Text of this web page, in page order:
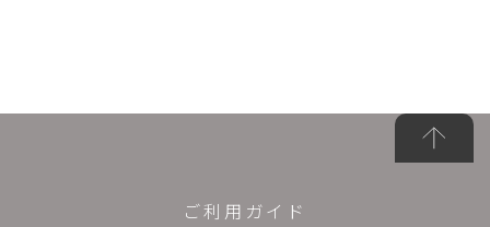
ご利用ガイド